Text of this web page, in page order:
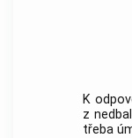
K
z
třeba